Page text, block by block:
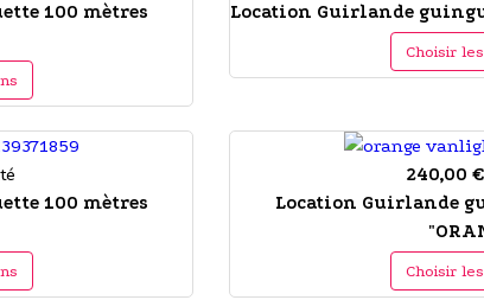
100 mètres
Location Guirlande
Choisir
100 mètres
240,00 €
Location Guirlande
Choisir